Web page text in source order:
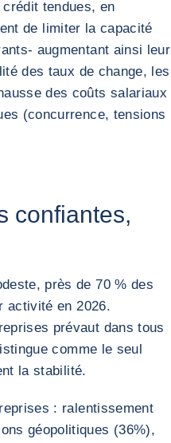
tendues, en
de limiter la capacité
augmentant ainsi leur
des taux de change, les
des coûts salariaux
(concurrence, tensions
confiantes,
près de 70 % des
activité en 2026.
prévaut dans tous
comme le seul
la stabilité.
: ralentissement
géopolitiques (36%),